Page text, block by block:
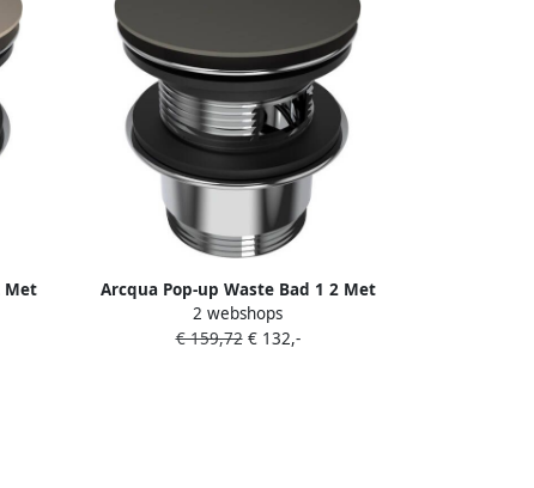
Met
Arcqua Pop-up Waste Bad 1 2 Met
Overloop Mat Quartz Grijs
2 webshops
€ 159,72€ 132,-